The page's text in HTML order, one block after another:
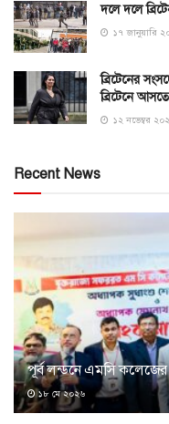
দলে দলে
১৭ জানুয়ারি
ব্রিটেনের
ব্রিটেনে
১২ নভেম্বর
Recent News
পূর্ব লন্ডনে এমসি কলেজের
১৮ মে ২০২৬